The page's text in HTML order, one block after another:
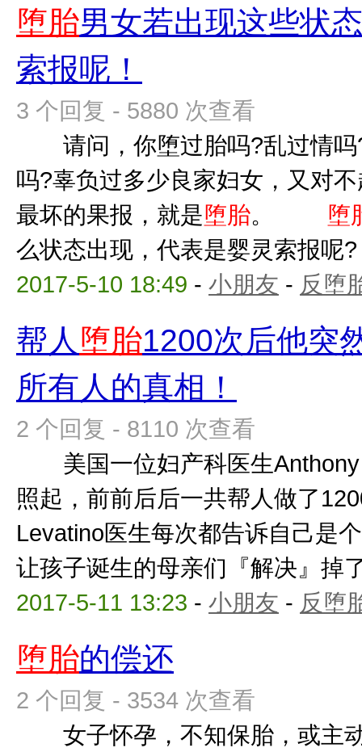
堕胎男女若出现这些状
索报呢！
3 个回复 - 5880 次查看
请问，你堕过胎吗?乱过情吗
吗?辜负过多少良家妇女，又对
最坏的果报，就是堕胎。 堕
么状态出现，代表是婴灵索报
2017-5-10 18:49 - 小朋友 - 反堕
帮人 堕胎1200次后他突
所有人的真相！
2 个回复 - 8110 次查看
美国一位妇产科医生Anthony
照起，前前后后一共帮人做
Levatino医生每次都告诉自己是
让孩子诞生的母亲们『解决』掉
2017-5-11 13:23 - 小朋友 - 反堕
堕胎的偿还
2 个回复 - 3534 次查看
女子怀孕，不知保胎，或主